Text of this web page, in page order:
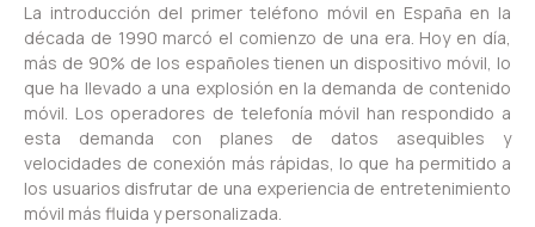
La introducción del primer teléfono móvil en España en la
década de 1990 marcó el comienzo de una era. Hoy en día,
más de 90% de los españoles tienen un dispositivo móvil, lo
que ha llevado a una explosión en la demanda de contenido
móvil. Los operadores de telefonía móvil han respondido a
esta demanda con planes de datos asequibles y
velocidades de conexión más rápidas, lo que ha permitido a
los usuarios disfrutar de una experiencia de entretenimiento
móvil más fluida y personalizada.